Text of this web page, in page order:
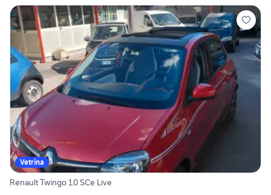
Vetrina
Renault Twingo 1.0 SCe Live